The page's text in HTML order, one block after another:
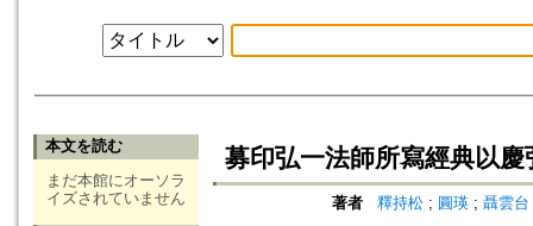
本文を読む
まだ本館にオーソラ
イズされていません
募印弘一法師所寫經典以慶
著者 釋持松 ; 圓瑛 ; 聶雲台